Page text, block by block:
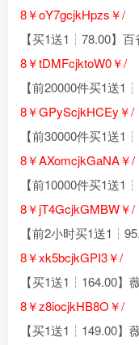
8￥oY7gcjkHpzs￥/
【买1送1┆78.00】
8￥tDMFcjktoW0￥/
【前20000件买1送
8￥GPyScjkHCEy￥/
【前30000件买1送
8￥AXomcjkGaNA￥/
【前10000件买1送
8￥jT4GcjkGMBW￥/
【前2小时买1送
8￥xk5bcjkGPI3￥/
【买1送1┆164.00】
8￥z8iocjkHB8O￥/
【买1送1┆149.00】